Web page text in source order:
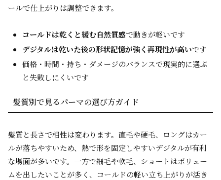
ールで仕上がりは調整できます。
コールドは乾くと緩む自然質感で動きが軽いです
デジタルは乾いた後の形状記憶が強く再現性が高いです
価格・時間・持ち・ダメージのバランスで現実的に選ぶ
と失敗しにくいです
髪質別で見るパーマの選び方ガイド
髪質と長さで相性は変わります。直毛や硬毛、ロングはカー
ルが落ちやすいため、熱で形を固定しやすいデジタルが有利
な場面が多いです。一方で細毛や軟毛、ショートはボリュー
ムを出したいことが多く、コールドの軽い立ち上がりが活き